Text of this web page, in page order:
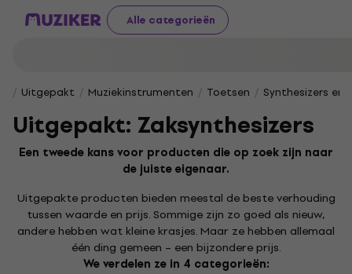
Alle categorieën
Uitgepakt Muziekinstrumenten Toetsen Synthesizers en
Uitgepakt: Zaksynthesizers
Een tweede kans voor producten die op zoek zijn naar
de juiste eigenaar.
Uitgepakte producten bieden meestal de beste verhouding
tussen waarde en prijs. Sommige zijn zo goed als nieuw,
andere hebben wat kleine krasjes. Maar ze hebben allemaal
één ding gemeen – een bijzondere prijs.
We verdelen ze in 4 categorieën: